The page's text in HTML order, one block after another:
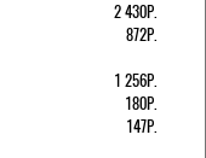
2 430Р.
872Р.
1 256Р.
180Р.
147Р.